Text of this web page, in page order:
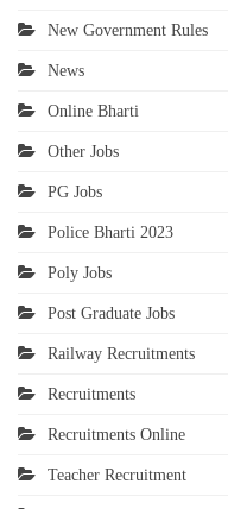
New Government Rules
News
Online Bharti
Other Jobs
PG Jobs
Police Bharti 2023
Poly Jobs
Post Graduate Jobs
Railway Recruitments
Recruitments
Recruitments Online
Teacher Recruitment